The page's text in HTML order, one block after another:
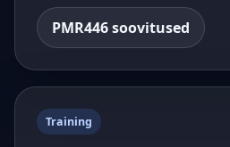
PMR446 soovitused
Training